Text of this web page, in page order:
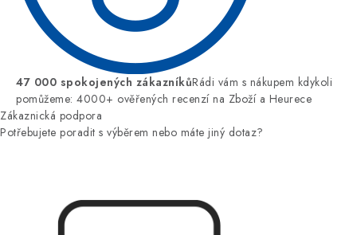
47 000 spokojených zákazníkůRádi vám s nákupem kdykoli
pomůžeme: 4000+ ověřených recenzí na Zboží a Heurece
Zákaznická podpora
Potřebujete poradit s výběrem nebo máte jiný dotaz?